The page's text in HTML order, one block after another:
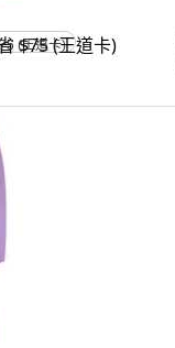
(王道卡)